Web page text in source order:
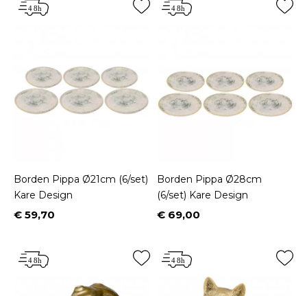
Borden Pippa Ø21cm (6/set)
Kare Design
Prijs
€ 59,70
Borden Pippa Ø28cm
(6/set) Kare Design
Prijs
€ 69,00